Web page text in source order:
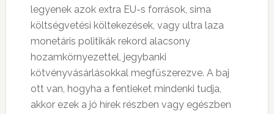
legyenek azok extra EU-s források, sima
költségvetési költekezések, vagy ultra laza
monetáris politikák rekord alacsony
hozamkörnyezettel, jegybanki
kötvényvásárlásokkal megfűszerezve. A baj
ott van, hogyha a fentieket mindenki tudja,
akkor ezek a jó hírek részben vagy egészben